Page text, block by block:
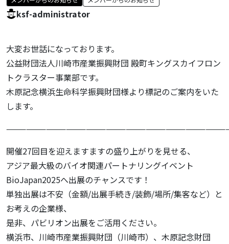
ksf-administrator
大変お世話になっております。
公益財団法人川崎市産業振興財団 殿町キングスカイフロン
トクラスター事業部です。
木原記念横浜生命科学振興財団様より標記のご案内をいた
します。
開催27回目を迎えますますの盛り上がりを見せる、
アジア最大級のバイオ関連パートナリングイベント
BioJapan2025へ出展のチャンスです！
単独出展は不安（金額/出展手続き/装飾/場所/集客など）と
お考えの企業様、
是非、パビリオン出展をご活用ください。
横浜市、川崎市産業振興財団（川崎市）、木原記念財団